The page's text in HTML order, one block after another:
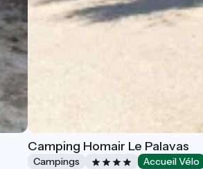
Camping Homair Le Palavas
Campings Accueil Vélo